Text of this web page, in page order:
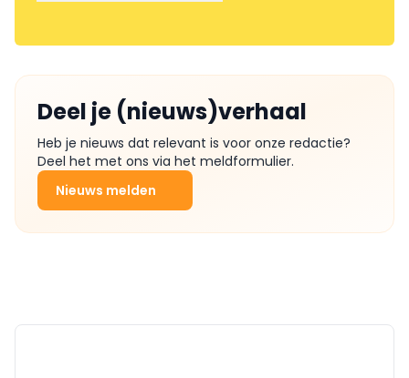
Deel je (nieuws)verhaal
Heb je nieuws dat relevant is voor onze redactie?
Deel het met ons via het meldformulier.
Nieuws melden